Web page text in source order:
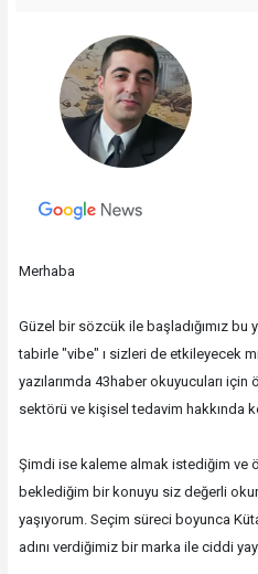
Merhaba
Güzel bir sözcük ile başladığımız bu
tabirle "vibe" ı sizleri de etkileyecek
yazılarımda 43haber okuyucuları
sektörü ve kişisel tedavim hakkında
Şimdi ise kaleme almak istediğim ve
beklediğim bir konuyu siz değerli
yaşıyorum. Seçim süreci boyunca
adını verdiğimiz bir marka ile ciddi